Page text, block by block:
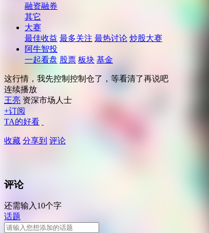
融资融券
其它
大赛
最佳收益 最多关注 最热讨论 炒股大赛
阿牛智投
一起看盘 股票 板块 基金
这行情，我先控制控制仓了，等看清了再说吧
连续播放
王亮 资深市场人士
+订阅
TA的好看
收藏 分享到 评论
评论
还需输入10个字
话题